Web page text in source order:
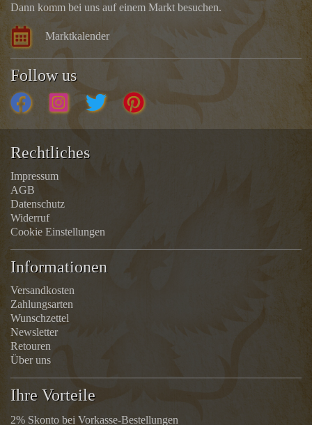
Dann komm bei uns auf einem Markt besuchen.
Marktkalender
Follow us
Rechtliches
Impressum
AGB
Datenschutz
Widerruf
Cookie Einstellungen
Informationen
Versandkosten
Zahlungsarten
Wunschzettel
Newsletter
Retouren
Über uns
Ihre Vorteile
2% Skonto bei Vorkasse-Bestellungen